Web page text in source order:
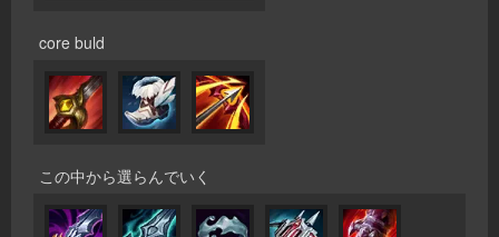
core buld
この中から選らんでいく